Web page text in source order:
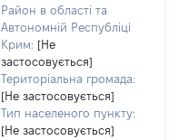
Район в області та
Автономній Республіці
Крим: [Не
застосовується]
Територіальна громада:
[Не застосовується]
Тип населеного пункту:
[Не застосовується]